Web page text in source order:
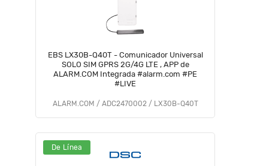
EBS LX30B-Q40T - Comunicador Universal
SOLO SIM GPRS 2G/4G LTE , APP de
ALARM.COM Integrada #alarm.com #PE
#LIVE
ALARM.COM / ADC2470002 / LX30B-Q40T
De Línea